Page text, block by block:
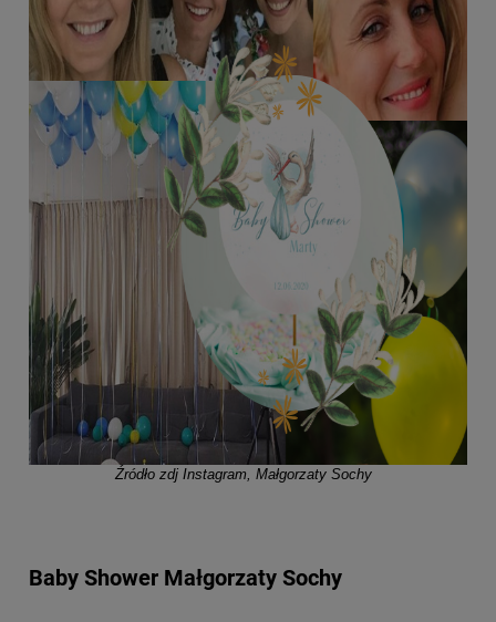
Źródło zdj Instagram, Małgorzaty Sochy
Baby Shower Małgorzaty Sochy